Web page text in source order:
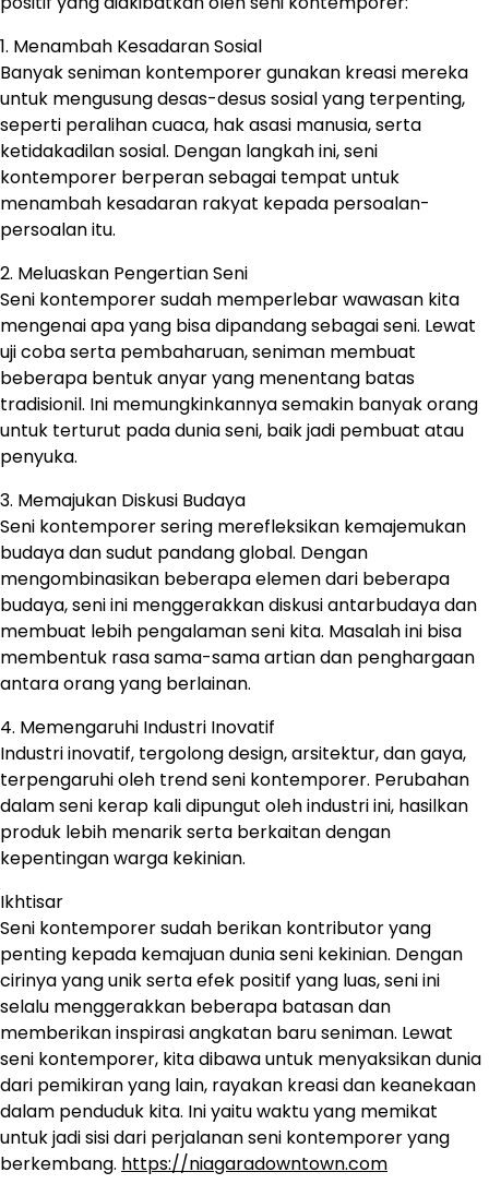
1. Menambah Kesadaran Sosial
Banyak seniman kontemporer gunakan kreasi mereka
untuk mengusung desas-desus sosial yang terpenting,
seperti peralihan cuaca, hak asasi manusia, serta
ketidakadilan sosial. Dengan langkah ini, seni
kontemporer berperan sebagai tempat untuk
menambah kesadaran rakyat kepada persoalan-
persoalan itu.
2. Meluaskan Pengertian Seni
Seni kontemporer sudah memperlebar wawasan kita
mengenai apa yang bisa dipandang sebagai seni. Lewat
uji coba serta pembaharuan, seniman membuat
beberapa bentuk anyar yang menentang batas
tradisionil. Ini memungkinkannya semakin banyak orang
untuk terturut pada dunia seni, baik jadi pembuat atau
penyuka.
3. Memajukan Diskusi Budaya
Seni kontemporer sering merefleksikan kemajemukan
budaya dan sudut pandang global. Dengan
mengombinasikan beberapa elemen dari beberapa
budaya, seni ini menggerakkan diskusi antarbudaya dan
membuat lebih pengalaman seni kita. Masalah ini bisa
membentuk rasa sama-sama artian dan penghargaan
antara orang yang berlainan.
4. Memengaruhi Industri Inovatif
Industri inovatif, tergolong design, arsitektur, dan gaya,
terpengaruhi oleh trend seni kontemporer. Perubahan
dalam seni kerap kali dipungut oleh industri ini, hasilkan
produk lebih menarik serta berkaitan dengan
kepentingan warga kekinian.
Ikhtisar
Seni kontemporer sudah berikan kontributor yang
penting kepada kemajuan dunia seni kekinian. Dengan
cirinya yang unik serta efek positif yang luas, seni ini
selalu menggerakkan beberapa batasan dan
memberikan inspirasi angkatan baru seniman. Lewat
seni kontemporer, kita dibawa untuk menyaksikan dunia
dari pemikiran yang lain, rayakan kreasi dan keanekaan
dalam penduduk kita. Ini yaitu waktu yang memikat
untuk jadi sisi dari perjalanan seni kontemporer yang
berkembang. https://niagaradowntown.com